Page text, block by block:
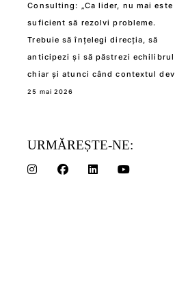
Consulting: „Ca lider, nu mai este
suficient să rezolvi probleme.
Trebuie să înțelegi direcția, să
anticipezi și să păstrezi echilibrul
chiar și atunci când contextul
25 mai 2026
URMĂREȘTE-NE: